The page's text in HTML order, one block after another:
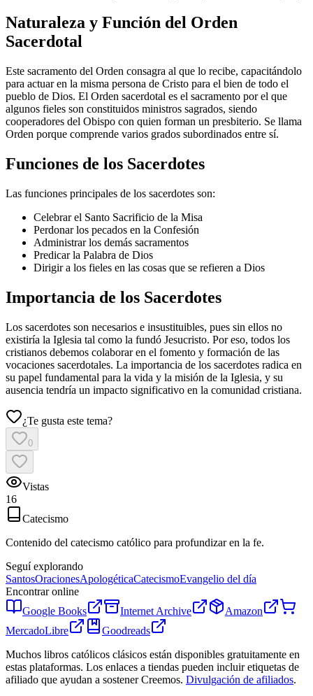
Naturaleza y Función del Orden
Sacerdotal
Este sacramento del Orden consagra al que lo recibe, capacitándolo
para actuar en la misma persona de Cristo para el bien de todo el
pueblo de Dios. El Orden sacerdotal es el sacramento por el que
algunos fieles son constituidos ministros sagrados, siendo
cooperadores del Obispo con quien forman un presbiterio. Se llama
Orden porque comprende varios grados subordinados entre sí.
Funciones de los Sacerdotes
Las funciones principales de los sacerdotes son:
Celebrar el Santo Sacrificio de la Misa
Perdonar los pecados en la Confesión
Administrar los demás sacramentos
Predicar la Palabra de Dios
Dirigir a los fieles en las cosas que se refieren a Dios
Importancia de los Sacerdotes
Los sacerdotes son necesarios e insustituibles, pues sin ellos no
existiría la Iglesia tal como la fundó Jesucristo. Por eso, todos los
cristianos debemos colaborar en el fomento y formación de las
vocaciones sacerdotales. La importancia de los sacerdotes radica en
su papel fundamental para la vida y la misión de la Iglesia, y su
ausencia tendría un impacto significativo en la comunidad cristiana.
¿Te gusta este tema?
0
Vistas
16
Catecismo
Contenido del catecismo católico para profundizar en la fe.
Seguí explorando
SantosOracionesApologéticaCatecismoEvangelio del día
Encontrar online
Google Books
Internet Archive
Amazon
MercadoLibre
Goodreads
Muchos libros católicos clásicos están disponibles gratuitamente en
estas plataformas. Los enlaces a tiendas pueden incluir etiquetas de
afiliado que ayudan a sostener Creemos. Divulgación de afiliados.